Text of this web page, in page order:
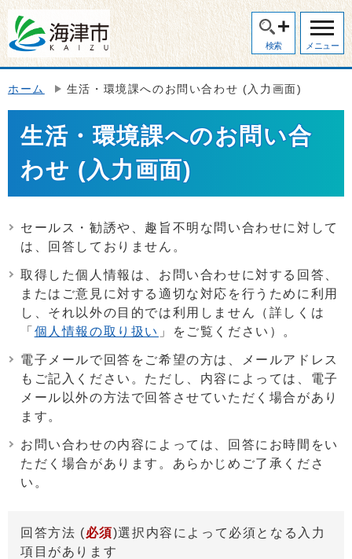
検索 メニュー
ホーム 生活・環境課へのお問い合わせ (入力画面)
生活・環境課へのお問い合
わせ (入力画面)
セールス・勧誘や、趣旨不明な問い合わせに対して
は、回答しておりません。
取得した個人情報は、お問い合わせに対する回答、
またはご意見に対する適切な対応を行うために利用
し、それ以外の目的では利用しません（詳しくは
「 個人情報の取り扱い 」をご覧ください）。
電子メールで回答をご希望の方は、メールアドレス
もご記入ください。ただし、内容によっては、電子
メール以外の方法で回答させていただく場合があり
ます。
お問い合わせの内容によっては、回答にお時間をい
ただく場合があります。あらかじめご了承くださ
い。
回答方法 (必須)選択内容によって必須となる入力
項目があります